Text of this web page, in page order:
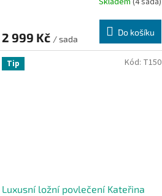
2 999 Kč / sada
Do košíku
Tip
Luxusní ložní povlečení Kateřina
Kód: T150